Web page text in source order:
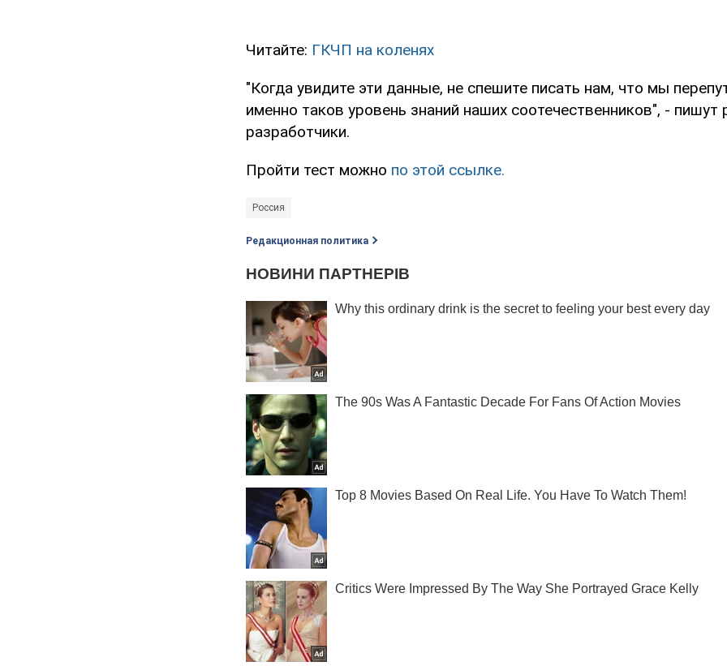
Читайте: ГКЧП на коленях
"Когда увидите эти данные, не спешите писать нам, что мы
именно таков уровень знаний наших соотечественников", - пишут
разработчики.
Пройти тест можно по этой ссылке.
Россия
Редакционная политика